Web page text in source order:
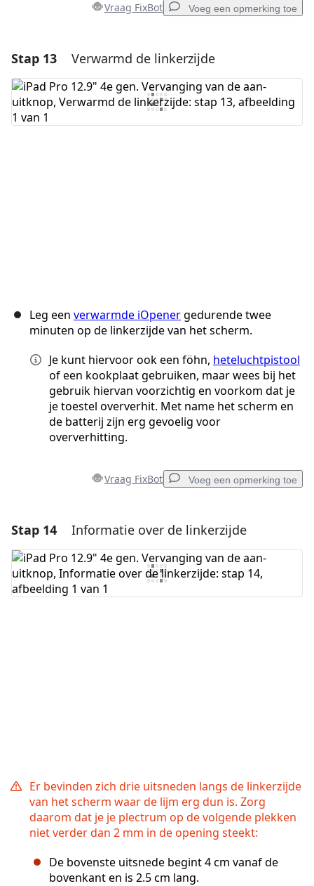
Vraag FixBot Voeg een opmerking toe
Voeg een opmerking toe
Voeg opmerking toe
Stap 13 Verwarmd de linkerzijde
Leg een verwarmde iOpenergedurende twee
minuten op de linkerzijde van het scherm.
Je kunt hiervoor ook een föhn, heteluchtpistool
of een kookplaat gebruiken, maar wees bij het
gebruik hiervan voorzichtig en voorkom dat je
je toestel oververhit. Met name het scherm en
de batterij zijn erg gevoelig voor
oververhitting.
Vraag FixBot Voeg een opmerking toe
Voeg een opmerking toe
Voeg opmerking toe
Stap 14 Informatie over de linkerzijde
Er bevinden zich drie uitsneden langs de linkerzijde
van het scherm waar de lijm erg dun is. Zorg
daarom dat je je plectrum op de volgende plekken
niet verder dan 2 mm in de opening steekt:
De bovenste uitsnede begint 4 cm vanaf de
bovenkant en is 2.5 cm lang.